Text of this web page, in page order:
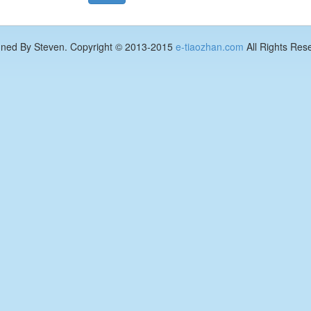
By Steven. Copyright © 2013-2015 e-tiaozhan.com All Rights